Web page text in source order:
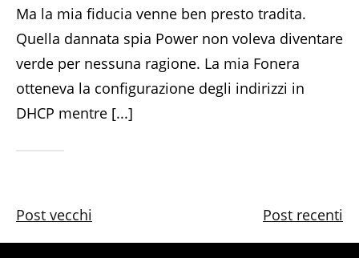
Ma la mia fiducia venne ben presto tradita.
Quella dannata spia Power non voleva diventare
verde per nessuna ragione. La mia Fonera
otteneva la configurazione degli indirizzi in
DHCP mentre [...]
Post recenti
Post vecchi